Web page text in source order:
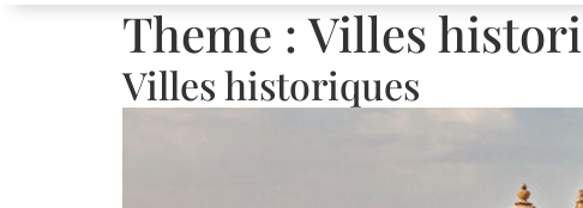
Theme :Villes
Villes historiques